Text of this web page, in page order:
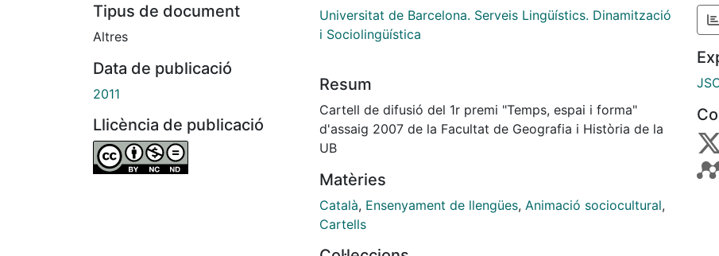
Tipus de document
Altres
Data de publicació
2011
Llicència de publicació
Universitat de Barcelona. Serveis Lingüístics. Dinamització
i Sociolingüística
Resum
Cartell de difusió del 1r premi "Temps, espai i forma"
d'assaig 2007 de la Facultat de Geografia i Història de la
UB
Matèries
Català, Ensenyament de llengües, Animació sociocultural,
Cartells